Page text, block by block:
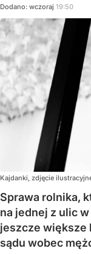
Dodano: wczoraj 19:50
Kajdanki, zdjęcie
Sprawa rolnika,
na jednej z ulic
jeszcze większe
sądu wobec